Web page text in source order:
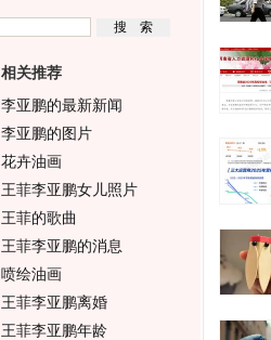
相关推荐
李亚鹏的最新新闻
李亚鹏的图片
花卉油画
王菲李亚鹏女儿照片
王菲的歌曲
王菲李亚鹏的消息
喷绘油画
王菲李亚鹏离婚
王菲李亚鹏年龄